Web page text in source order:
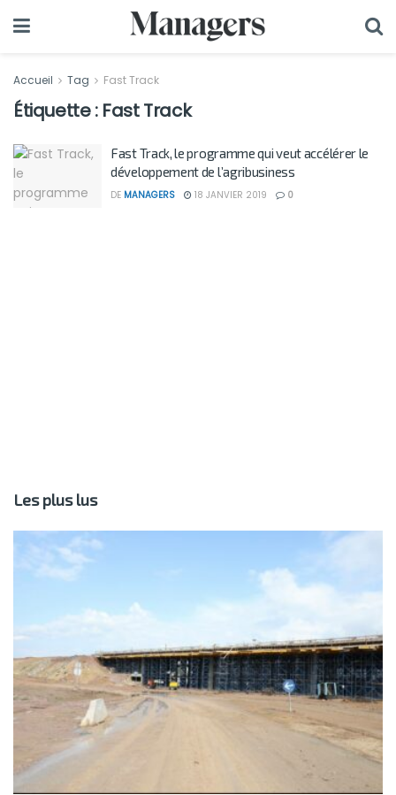
Accueil Tag Fast Track
Étiquette : Fast Track
Fast Track, le programme qui veut accélérer le
développement de l’agribusiness
DE MANAGERS 18 JANVIER 2019 0
Les plus lus